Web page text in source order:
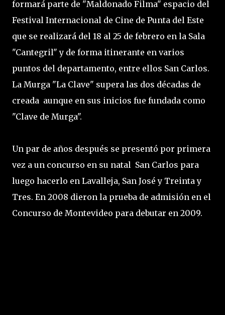
formará parte de "Maldonado Filma" espacio del
Festival Internacional de Cine de Punta del Este
que se realizará del 18 al 25 de febrero en la Sala
"Cantegril" y de forma itinerante en varios
puntos del departamento, entre ellos San Carlos.
La Murga "La Clave" supera las dos décadas de
creada aunque en sus inicios fue fundada como
"Clave de Murga".
Un par de años después se presentó por primera
vez a un concurso en su natal San Carlos para
luego hacerlo en Lavalleja, San José y Treinta y
Tres. En 2008 dieron la prueba de admisión en el
Concurso de Montevideo para debutar en 2009.